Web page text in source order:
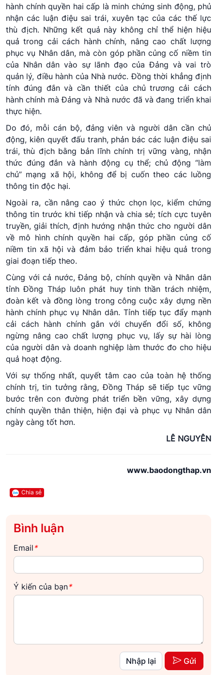
hành chính quyền hai cấp là minh chứng sinh động, phủ
nhận các luận điệu sai trái, xuyên tạc của các thế lực
thù địch. Những kết quả này không chỉ thể hiện hiệu
quả trong cải cách hành chính, nâng cao chất lượng
phục vụ Nhân dân, mà còn góp phần củng cố niềm tin
của Nhân dân vào sự lãnh đạo của Đảng và vai trò
quản lý, điều hành của Nhà nước. Đồng thời khẳng định
tính đúng đắn và cần thiết của chủ trương cải cách
hành chính mà Đảng và Nhà nước đã và đang triển khai
thực hiện.
Do đó, mỗi cán bộ, đảng viên và người dân cần chủ
động, kiên quyết đấu tranh, phản bác các luận điệu sai
trái, thù địch bằng bản lĩnh chính trị vững vàng, nhận
thức đúng đắn và hành động cụ thể; chủ động “làm
chủ” mạng xã hội, không để bị cuốn theo các luồng
thông tin độc hại.
Ngoài ra, cần nâng cao ý thức chọn lọc, kiểm chứng
thông tin trước khi tiếp nhận và chia sẻ; tích cực tuyên
truyền, giải thích, định hướng nhận thức cho người dân
về mô hình chính quyền hai cấp, góp phần củng cố
niềm tin xã hội và đảm bảo triển khai hiệu quả trong
giai đoạn tiếp theo.
Cùng với cả nước, Đảng bộ, chính quyền và Nhân dân
tỉnh Đồng Tháp luôn phát huy tinh thần trách nhiệm,
đoàn kết và đồng lòng trong công cuộc xây dựng nền
hành chính phục vụ Nhân dân. Tỉnh tiếp tục đẩy mạnh
cải cách hành chính gắn với chuyển đổi số, không
ngừng nâng cao chất lượng phục vụ, lấy sự hài lòng
của người dân và doanh nghiệp làm thước đo cho hiệu
quả hoạt động.
Với sự thống nhất, quyết tâm cao của toàn hệ thống
chính trị, tin tưởng rằng, Đồng Tháp sẽ tiếp tục vững
bước trên con đường phát triển bền vững, xây dựng
chính quyền thân thiện, hiện đại và phục vụ Nhân dân
ngày càng tốt hơn.
LÊ NGUYÊN
www.baodongthap.vn
Chia sẻ
Bình luận
Email *
Ý kiến của bạn*
Nhập lại Gửi